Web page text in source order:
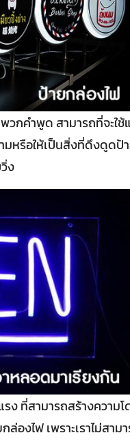
วกคำพูด สามารถที่จะใ
หรือให้เป็นสิ่งที่ดึงดูดป้
ง
ง ที่สามารถสร้างความ
องไฟ เพราะเราไม่สาม